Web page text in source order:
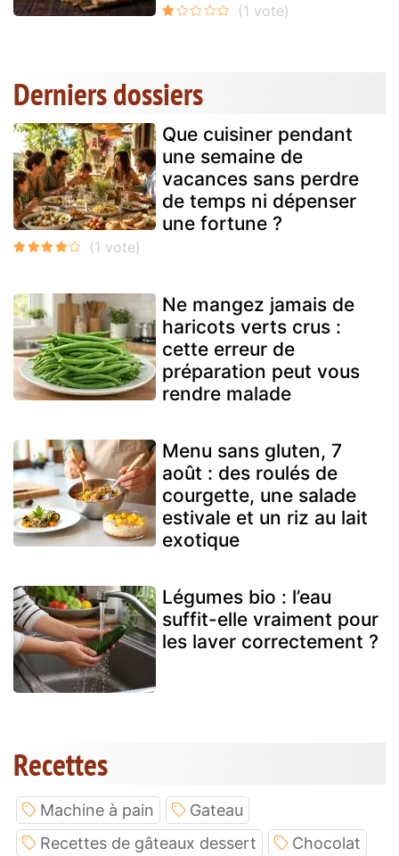
Derniers dossiers
Que cuisiner pendant
une semaine de
vacances sans perdre
de temps ni dépenser
une fortune ?
Ne mangez jamais de
haricots verts crus :
cette erreur de
préparation peut vous
rendre malade
Menu sans gluten, 7
août : des roulés de
courgette, une salade
estivale et un riz au lait
exotique
Légumes bio : l’eau
suffit-elle vraiment pour
les laver correctement ?
Recettes
Machine à pain
Gateau
Recettes de gâteaux dessert
Chocolat